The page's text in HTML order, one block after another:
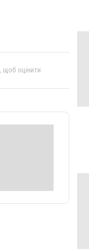
, щоб оцінити